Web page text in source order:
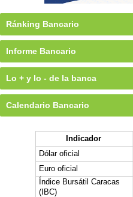
Ránking Bancario
Informe Bancario
Lo + y lo - de la banca
Calendario Bancario
Indicador
Dólar oficial
Euro oficial
Índice Bursátil Caracas
(IBC)